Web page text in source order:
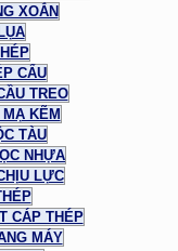
XOẮN
CẨU
TREO
KẼM
TÀU
NHỰA
LỰC
CÁP THÉP
MÁY